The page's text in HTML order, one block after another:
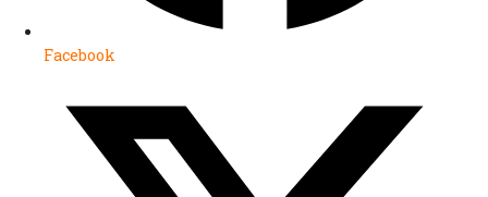
Facebook